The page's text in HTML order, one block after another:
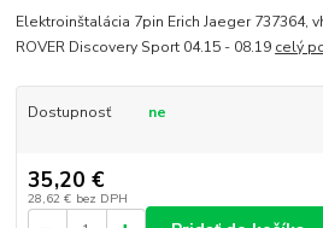
Elektroinštalácia 7pin Erich Jaeger 737364,
ROVER Discovery Sport 04.15 - 08.19 celý
Dostupnosť ne
35,20 €
28,62 € bez DPH